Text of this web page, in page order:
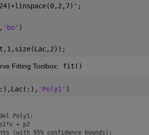
'bo' )
Fitting Toolbox: fit()
'Poly1' )
Poly1:
+ p2
(with 95% confidence bounds):